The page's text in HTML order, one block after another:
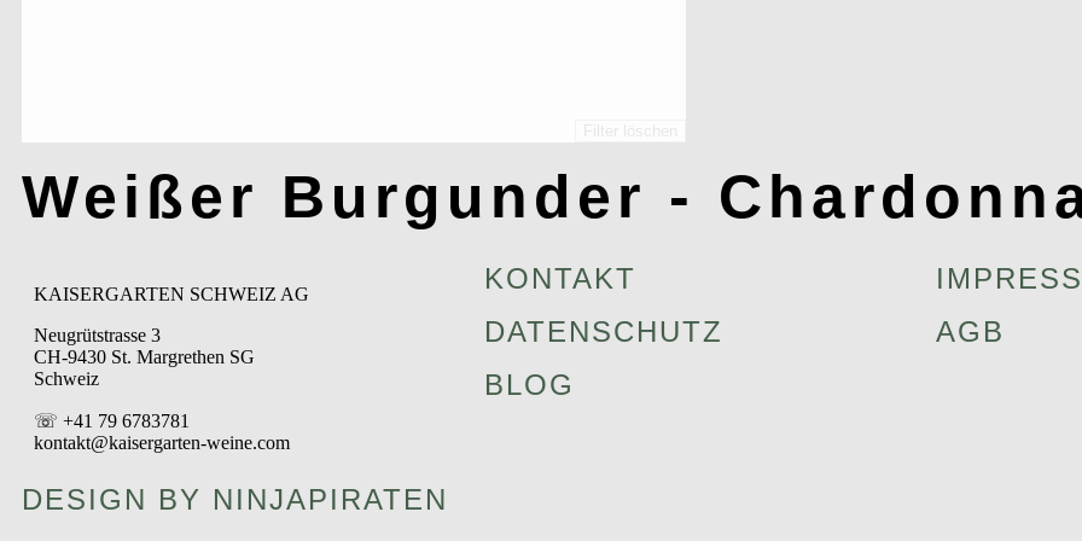
Weißer Burgunder -
KAISERGARTEN SCHWEIZ AG
Neugrütstrasse 3
CH-9430 St. Margrethen SG
Schweiz
☏ +41 79 6783781
kontakt@kaisergarten-weine.com
KONTAKT
DATENSCHUTZ
BLOG
AGB
DESIGN BY NINJAPIRATEN